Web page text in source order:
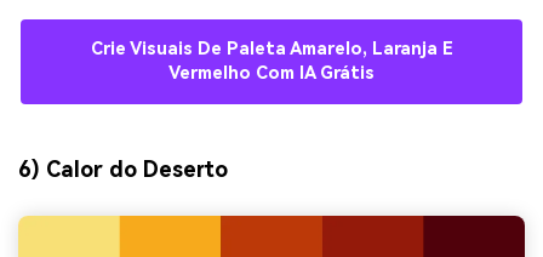
Crie Visuais De Paleta Amarelo, Laranja E
Vermelho Com IA Grátis
6) Calor do Deserto